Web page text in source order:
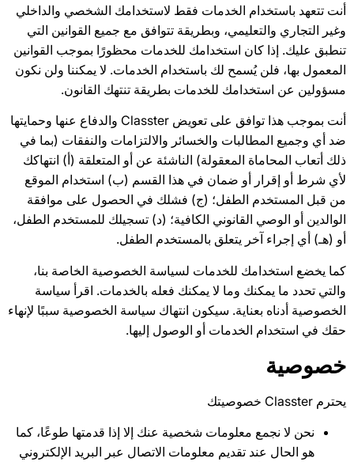
أنت تتعهد باستخدام الخدمات فقط لاستخدامك الشخصي والداخلي
وغير التجاري والتعليمي، وبطريقة تتوافق مع جميع القوانين التي
تنطبق عليك. إذا كان استخدامك للخدمات محظورًا بموجب القوانين
المعمول بها، فلن يُسمح لك باستخدام الخدمات. لا يمكننا ولن نكون
مسؤولين عن استخدامك للخدمات بطريقة تنتهك القانون.
أنت بموجب هذا توافق على تعويض Classter والدفاع عنها وحمايتها
ضد أي وجميع المطالبات والخسائر والالتزامات والنفقات (بما في
ذلك أتعاب المحاماة المعقولة) الناشئة عن أو المتعلقة (أ) انتهاكك
لأي شرط أو إقرار أو ضمان في هذا القسم (ب) استخدام الموقع
من قبل المستخدم الطفل؛ (ج) فشلك في الحصول على موافقة
الوالدين أو الوصي القانوني الكافية؛ (د) تسجيلك للمستخدم الطفل،
أو (هـ) أي إجراء آخر يتعلق بالمستخدم الطفل.
كما يخضع استخدامك للخدمات لسياسة الخصوصية الخاصة بنا،
والتي تحدد ما يمكنك وما لا يمكنك فعله بالخدمات. اقرأ سياسة
الخصوصية أدناه بعناية. سيكون انتهاك سياسة الخصوصية سببًا لإنهاء
حقك في استخدام الخدمات أو الوصول إليها.
خصوصية
يحترم Classter خصوصيتك
نحن لا نجمع معلومات شخصية عنك إلا إذا قدمتها طوعًا، كما
هو الحال عند تقديم معلومات الاتصال عبر البريد الإلكتروني